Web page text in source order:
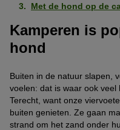
Met de hond op de
Kamperen is
hond
Buiten in de natuur slapen,
voelen: dat is waar ook veel
Terecht, want onze
buiten genieten. Ze gaan
strand om het zand onder